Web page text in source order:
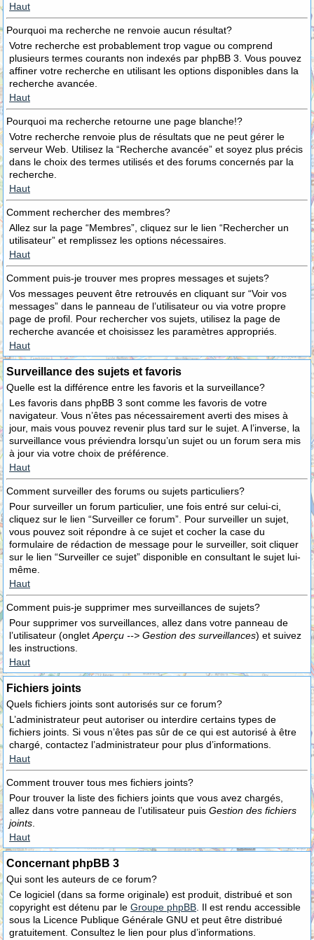
Haut
Pourquoi ma recherche ne renvoie aucun résultat?
Votre recherche est probablement trop vague ou comprend
plusieurs termes courants non indexés par phpBB 3. Vous pouvez
affiner votre recherche en utilisant les options disponibles dans la
recherche avancée.
Haut
Pourquoi ma recherche retourne une page blanche!?
Votre recherche renvoie plus de résultats que ne peut gérer le
serveur Web. Utilisez la “Recherche avancée” et soyez plus précis
dans le choix des termes utilisés et des forums concernés par la
recherche.
Haut
Comment rechercher des membres?
Allez sur la page “Membres”, cliquez sur le lien “Rechercher un
utilisateur” et remplissez les options nécessaires.
Haut
Comment puis-je trouver mes propres messages et sujets?
Vos messages peuvent être retrouvés en cliquant sur “Voir vos
messages” dans le panneau de l’utilisateur ou via votre propre
page de profil. Pour rechercher vos sujets, utilisez la page de
recherche avancée et choisissez les paramètres appropriés.
Haut
Surveillance des sujets et favoris
Quelle est la différence entre les favoris et la surveillance?
Les favoris dans phpBB 3 sont comme les favoris de votre
navigateur. Vous n’êtes pas nécessairement averti des mises à
jour, mais vous pouvez revenir plus tard sur le sujet. A l’inverse, la
surveillance vous préviendra lorsqu’un sujet ou un forum sera mis
à jour via votre choix de préférence.
Haut
Comment surveiller des forums ou sujets particuliers?
Pour surveiller un forum particulier, une fois entré sur celui-ci,
cliquez sur le lien “Surveiller ce forum”. Pour surveiller un sujet,
vous pouvez soit répondre à ce sujet et cocher la case du
formulaire de rédaction de message pour le surveiller, soit cliquer
sur le lien “Surveiller ce sujet” disponible en consultant le sujet lui-
même.
Haut
Comment puis-je supprimer mes surveillances de sujets?
Pour supprimer vos surveillances, allez dans votre panneau de
l’utilisateur (onglet Aperçu --> Gestion des surveillances) et suivez
les instructions.
Haut
Fichiers joints
Quels fichiers joints sont autorisés sur ce forum?
L’administrateur peut autoriser ou interdire certains types de
fichiers joints. Si vous n’êtes pas sûr de ce qui est autorisé à être
chargé, contactez l’administrateur pour plus d’informations.
Haut
Comment trouver tous mes fichiers joints?
Pour trouver la liste des fichiers joints que vous avez chargés,
allez dans votre panneau de l’utilisateur puis Gestion des fichiers
joints
Haut
Concernant phpBB 3
Qui sont les auteurs de ce forum?
Ce logiciel (dans sa forme originale) est produit, distribué et son
copyright est détenu par le Groupe phpBB . Il est rendu accessible
sous la Licence Publique Générale GNU et peut être distribué
gratuitement. Consultez le lien pour plus d’informations.